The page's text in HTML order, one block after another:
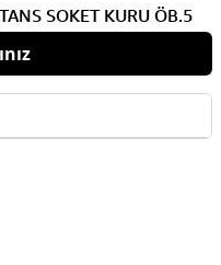
SOKET KURU ÖB.5